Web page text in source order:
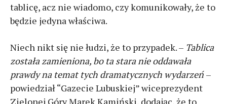
tablicę, acz nie wiadomo, czy komunikowały, że to
będzie jedyna właściwa.
Niech nikt się nie łudzi, że to przypadek. – Tablica
została zamieniona, bo ta stara nie oddawała
prawdy na temat tych dramatycznych wydarzeń–
powiedział “Gazecie Lubuskiej” wiceprezydent
Zielonej Góry Marek Kamiński, dodając, że to